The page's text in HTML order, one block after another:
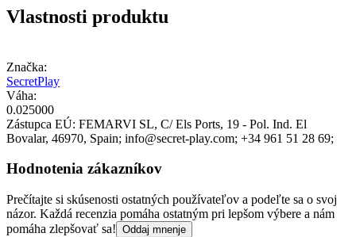
Vlastnosti produktu
Značka:
SecretPlay
Váha:
0.025000
Zástupca EÚ: FEMARVI SL, C/ Els Ports, 19 - Pol. Ind. El
Bovalar, 46970, Spain; info@secret-play.com; +34 961 51 28 69;
Hodnotenia zákazníkov
Prečítajte si skúsenosti ostatných používateľov a podeľte sa o svoj
názor. Každá recenzia pomáha ostatným pri lepšom výbere a nám
pomáha zlepšovať sa! Oddaj mnenje